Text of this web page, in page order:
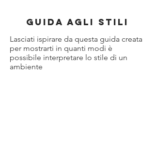
guida agli stili
Lasciati ispirare da questa guida creata
per mostrarti in quanti modi è
possibile interpretare lo stile di un
ambiente